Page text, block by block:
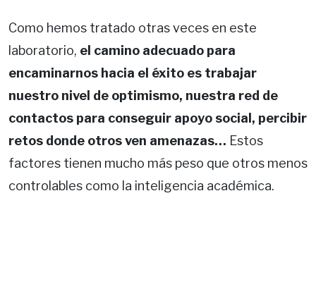
Como hemos tratado otras veces en este
laboratorio, el camino adecuado para
encaminarnos hacia el éxito es trabajar
nuestro nivel de optimismo, nuestra red de
contactos para conseguir apoyo social, percibir
retos donde otros ven amenazas… Estos
factores tienen mucho más peso que otros menos
controlables como la inteligencia académica.